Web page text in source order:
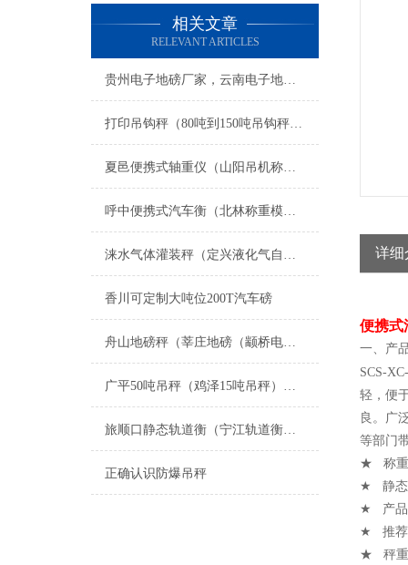
相关文章
RELEVANT ARTICLES
贵州电子地磅厂家，云南电子地磅厂家；陕西电子地磅厂家；新疆电子地磅厂家；甘肃电子地磅厂家
打印吊钩秤（80吨到150吨吊钩秤）打印方法
夏邑便携式轴重仪（山阳吊机称）卫辉AAE电子吊秤）民权5T吊秤维修
呼中便携式汽车衡（北林称重模块）电子隔爆钢瓶称）肇东地磅维修
涞水气体灌装秤（定兴液化气自动灌装秤）阜平液化气灌装秤维修
香川可定制大吨位200T汽车磅
舟山地磅秤（莘庄地磅（颛桥电子汽车衡维修
广平50吨吊秤（鸡泽15吨吊秤）馆陶100吨吊秤维修
旅顺口静态轨道衡（宁江轨道衡器）吉林防爆称重模块）岫岩称重控制模块维修
正确认识防爆吊秤
详细
便携式
一、产
SCS-
轻，便
良。广
等部门
★ 称重
★ 静态
★ 产品
★ 推荐
★ 秤重